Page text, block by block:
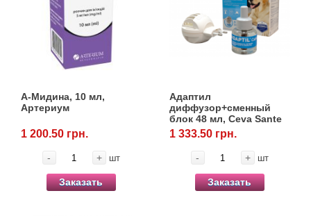
А-Мидина, 10 мл,
Артериум
1 200.50 грн.
- + шт
Заказать
Адаптил
диффузор+сменный
блок 48 мл, Ceva Sante
Animale
1 333.50 грн.
- + шт
Заказать
Ласощі та корма
Vet Diet Canine Wet – ветеринарные диеты
для собак
Лежаки, домики, охлаждая коврики
Миски, автокормушки, поилки
Одежда и обувь
Переноски, сумки, клетки